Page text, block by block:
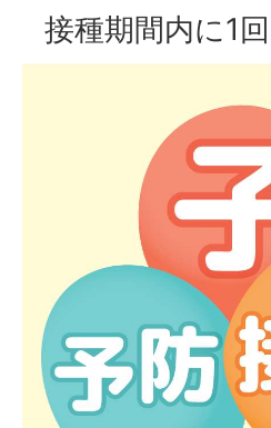
接種期間内に1回